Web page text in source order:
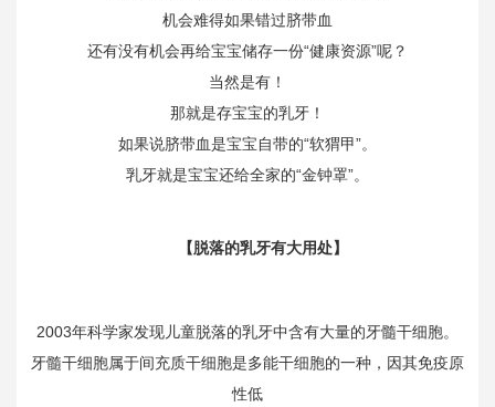
机会难得如果错过脐带血
还有没有机会再给宝宝储存一份“健康资源”呢？
当然是有！
那就是存宝宝的乳牙！
如果说脐带血是宝宝自带的“软猬甲”。
乳牙就是宝宝还给全家的“金钟罩”。
【脱落的乳牙有大用处】
2003年科学家发现儿童脱落的乳牙中含有大量的牙髓干细胞。
牙髓干细胞属于间充质干细胞是多能干细胞的一种，因其免疫原
性低